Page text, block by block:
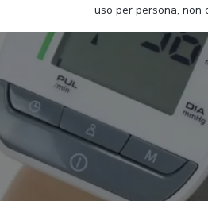
uso per persona, non